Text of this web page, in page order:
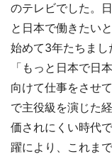
のテレビでした。
と日本で働きたい
始めて3年たちまし
「もっと日本で日
向けて仕事をさせ
で主役級を演じた
価されにくい時代
躍により、これま